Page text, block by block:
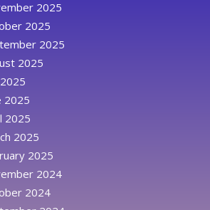
2025
2025
2025
2025
2025
2025
2025
2025
2024
2024